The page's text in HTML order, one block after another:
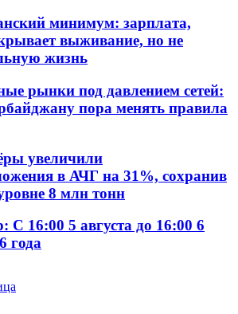
минимум: зарплата,
выживание, но не
жизнь
рынки под давлением сетей:
пора менять правила
увеличили
в АЧГ на 31%, сохранив
8 млн тонн
С 16:00 5 августа до 16:00 6
года